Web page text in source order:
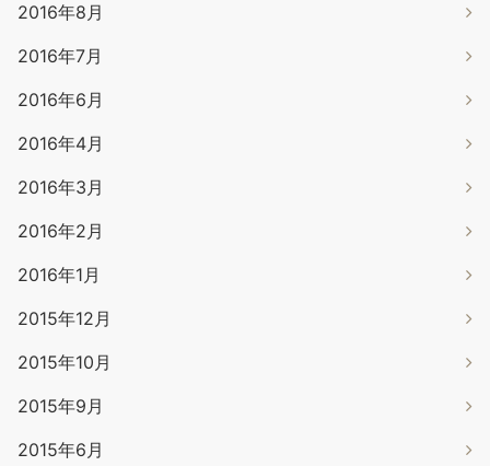
2016年8月
2016年7月
2016年6月
2016年4月
2016年3月
2016年2月
2016年1月
2015年12月
2015年10月
2015年9月
2015年6月